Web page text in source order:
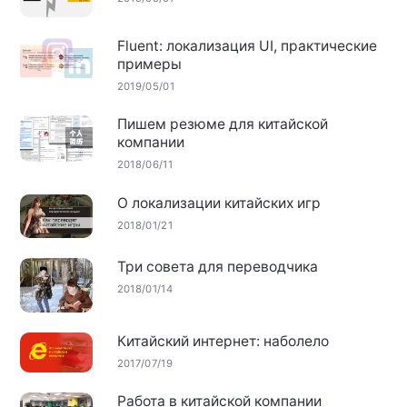
Fluent: локализация UI, практические
примеры
2019/05/01
Пишем резюме для китайской
компании
2018/06/11
О локализации китайских игр
2018/01/21
Три совета для переводчика
2018/01/14
Китайский интернет: наболело
2017/07/19
Работа в китайской компании